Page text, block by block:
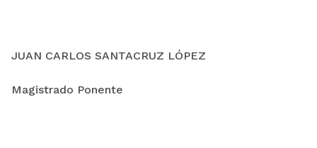
JUAN CARLOS SANTACRUZ LÓPEZ
Magistrado Ponente